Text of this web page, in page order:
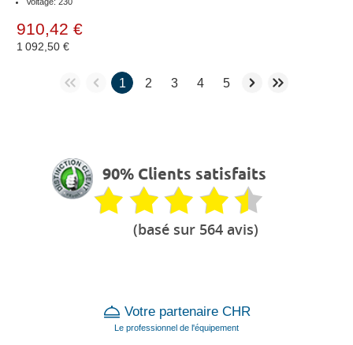
910,42 €
1 092,50 €
1 2 3 4 5
90% Clients satisfaits
(basé sur 564 avis)
Votre partenaire CHR
Le professionnel de l'équipement